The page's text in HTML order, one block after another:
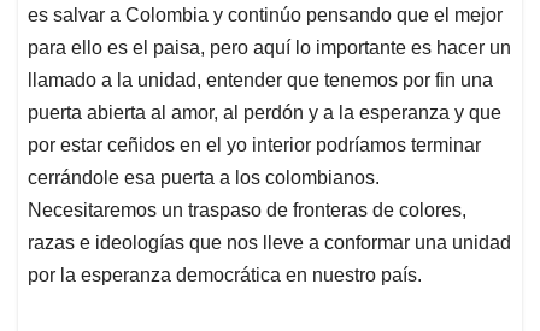
es salvar a Colombia y continúo pensando que el mejor
para ello es el paisa, pero aquí lo importante es hacer un
llamado a la unidad, entender que tenemos por fin una
puerta abierta al amor, al perdón y a la esperanza y que
por estar ceñidos en el yo interior podríamos terminar
cerrándole esa puerta a los colombianos.
Necesitaremos un traspaso de fronteras de colores,
razas e ideologías que nos lleve a conformar una unidad
por la esperanza democrática en nuestro país.